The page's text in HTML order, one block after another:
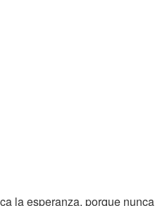
la esperanza, porque nunca